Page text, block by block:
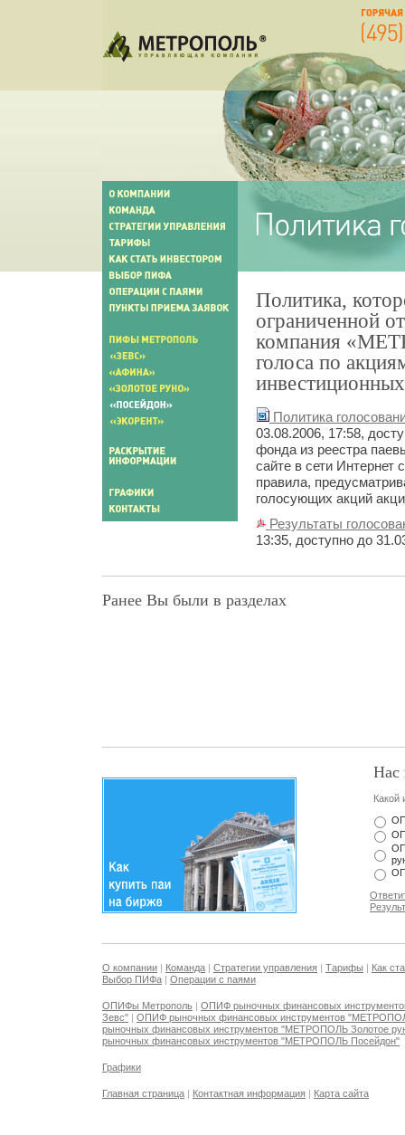
Политика,
ограниченной
компания
голоса по
Политика
03.08.2006, 17:58,
фонда из реестра
сайте в сети Интернет
правила,
голосующих акций
Результаты
13:35, доступно до
Ранее Вы были в разделах
Нас
Какой
О компании | Команда | Стратегии управления | Тарифы | Как
Выбор ПИФа | Операции с паями
ОПИФы Метрополь | ОПИФ рыночных финансовых
Зевс" | ОПИФ рыночных финансовых инструментов
рыночных финансовых инструментов "МЕТРОПОЛЬ Золотое
рыночных финансовых инструментов "МЕТРОПОЛЬ Посейдон"
Графики
Главная страница | Контактная информация | Карта сайта